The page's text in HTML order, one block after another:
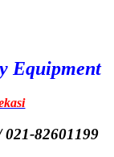
Equipment
021-82601199